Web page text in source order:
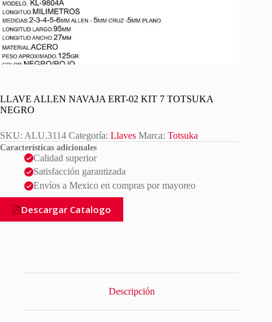
LLAVE ALLEN NAVAJA ERT-02 KIT 7 TOTSUKA
NEGRO
SKU: ALU.3114 Categoría: Llaves Marca: Totsuka
Características adicionales
Calidad superior
Satisfacción garantizada
Envíos a Mexico en compras por mayoreo
Descargar Catalogo
Descripción